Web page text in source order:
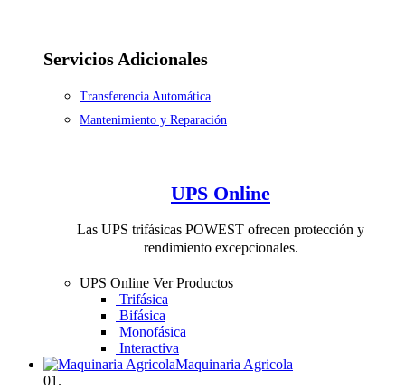
Servicios Adicionales
Transferencia Automática
Mantenimiento y Reparación
UPS Online
Las UPS trifásicas POWEST ofrecen protección y
rendimiento excepcionales.
UPS Online Ver Productos
Trifásica
Bifásica
Monofásica
Interactiva
Maquinaria Agricola
01.